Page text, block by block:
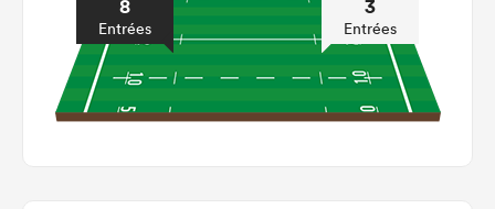
8
Entrées
3
Entrées